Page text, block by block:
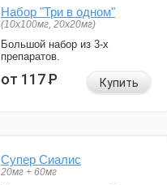
Набор "Три в одном"
(10x100мг, 20x20мг)
Большой набор из 3-х
препаратов.
от 117Р Купить
Супер Сиалис
20мг + 60мг